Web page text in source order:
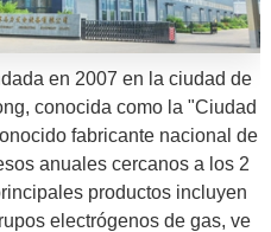
en 2007 en la ciudad de
conocida como la "Ciudad
fabricante nacional de
anuales cercanos a los 2
productos incluyen
electrógenos de gas, ve